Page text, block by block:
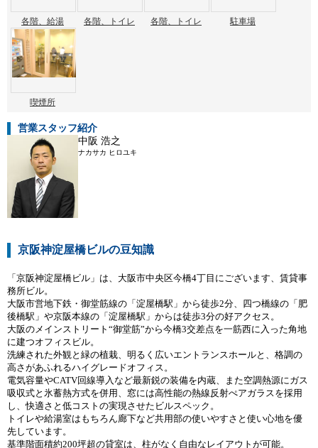
各階、給湯 各階、トイレ 各階、トイレ 駐車場
喫煙所
営業スタッフ紹介
中阪 浩之
ナカサカ ヒロユキ
京阪神淀屋橋ビルの豆知識
「京阪神淀屋橋ビル」は、大阪市中央区今橋4丁目にございます、賃貸事
務所ビル。
大阪市営地下鉄・御堂筋線の「淀屋橋駅」から徒歩2分、四つ橋線の「肥
後橋駅」や京阪本線の「淀屋橋駅」からは徒歩3分の好アクセス。
大阪のメインストリート“御堂筋”から今橋3交差点を一筋西に入った角地
に建つオフィスビル。
洗練された外観と緑の植栽、明るく広いエントランスホールと、格調の
高さがあふれるハイグレードオフィス。
電気容量やCATV回線導入など最新鋭の装備を内蔵、また空調熱源にガス
吸収式と氷蓄熱方式を併用、窓には高性能の熱線反射ぺアガラスを採用
し、快適さと低コストの実現させたビルスペック。
トイレや給湯室はもちろん廊下など共用部の使いやすさと使い心地を優
先しています。
基準階面積約200坪超の貸室は、柱がなく自由なレイアウトが可能。